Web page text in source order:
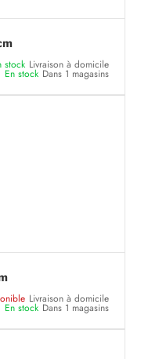
stock Livraison à domicile
En stock Dans 1 magasins
Livraison à domicile
En stock Dans 1 magasins